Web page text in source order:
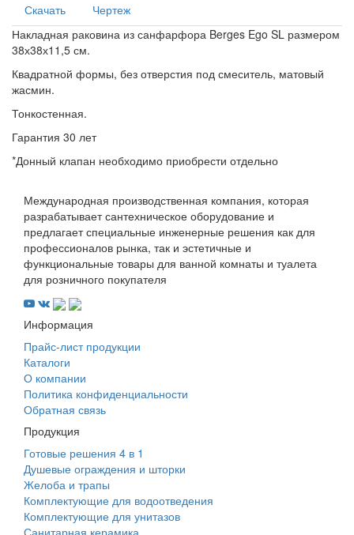
Скачать
Чертеж
Накладная раковина из санфарфора Berges Ego SL размером
38х38х11,5 см.
Квадратной формы, без отверстия под смеситель, матовый
жасмин.
Тонкостенная.
Гарантия 30 лет
*Донный клапан необходимо приобрести отдельно
Международная производственная компания, которая
разрабатывает сантехническое оборудование и
предлагает специальные инженерные решения как для
профессионалов рынка, так и эстетичные и
функциональные товары для ванной комнаты и туалета
для розничного покупателя
Информация
Прайс-лист продукции
Каталоги
О компании
Политика конфиденциальности
Обратная связь
Продукция
Готовые решения 4 в 1
Душевые ограждения и шторки
Желоба и трапы
Комплектующие для водоотведения
Комплектующие для унитазов
Санитарная керамика